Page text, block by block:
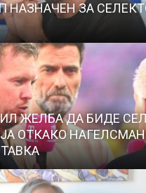
НАЗНАЧЕН ЗА
ЖЕЛБА ДА БИДЕ
ОТКАКО НАГЕЛСМАН